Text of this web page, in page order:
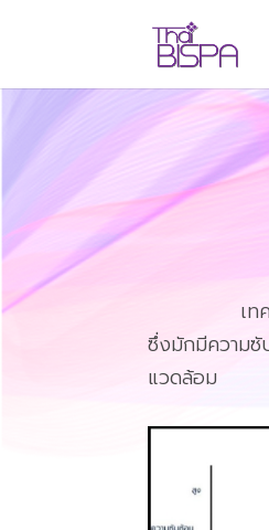
เทคโนโ
ซึ่งมักมีความซั
แวดล้อม